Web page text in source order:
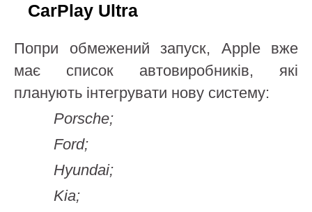
CarPlay Ultra
Попри обмежений запуск, Apple вже
має список автовиробників, які
планують інтегрувати нову систему:
Porsche;
Ford;
Hyundai;
Kia;